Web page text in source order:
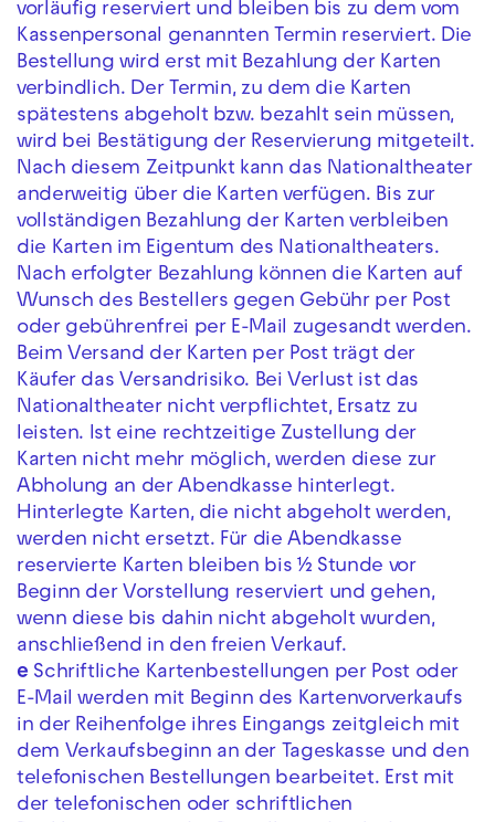
vorläufig reserviert und bleiben bis zu dem vom
Kassenpersonal genannten Termin reserviert. Die
Bestellung wird erst mit Bezahlung der Karten
verbindlich. Der Termin, zu dem die Karten
spätestens abgeholt bzw. bezahlt sein müssen,
wird bei Bestätigung der Reservierung mitgeteilt.
Nach diesem Zeitpunkt kann das Nationaltheater
anderweitig über die Karten verfügen. Bis zur
vollständigen Bezahlung der Karten verbleiben
die Karten im Eigentum des Nationaltheaters.
Nach erfolgter Bezahlung können die Karten auf
Wunsch des Bestellers gegen Gebühr per Post
oder gebührenfrei per E-Mail zugesandt werden.
Beim Versand der Karten per Post trägt der
Käufer das Versandrisiko. Bei Verlust ist das
Nationaltheater nicht verpflichtet, Ersatz zu
leisten. Ist eine rechtzeitige Zustellung der
Karten nicht mehr möglich, werden diese zur
Abholung an der Abendkasse hinterlegt.
Hinterlegte Karten, die nicht abgeholt werden,
werden nicht ersetzt. Für die Abendkasse
reservierte Karten bleiben bis ½ Stunde vor
Beginn der Vorstellung reserviert und gehen,
wenn diese bis dahin nicht abgeholt wurden,
anschließend in den freien Verkauf.
e Schriftliche Kartenbestellungen per Post oder
E-Mail werden mit Beginn des Kartenvorverkaufs
in der Reihenfolge ihres Eingangs zeitgleich mit
dem Verkaufsbeginn an der Tageskasse und den
telefonischen Bestellungen bearbeitet. Erst mit
der telefonischen oder schriftlichen